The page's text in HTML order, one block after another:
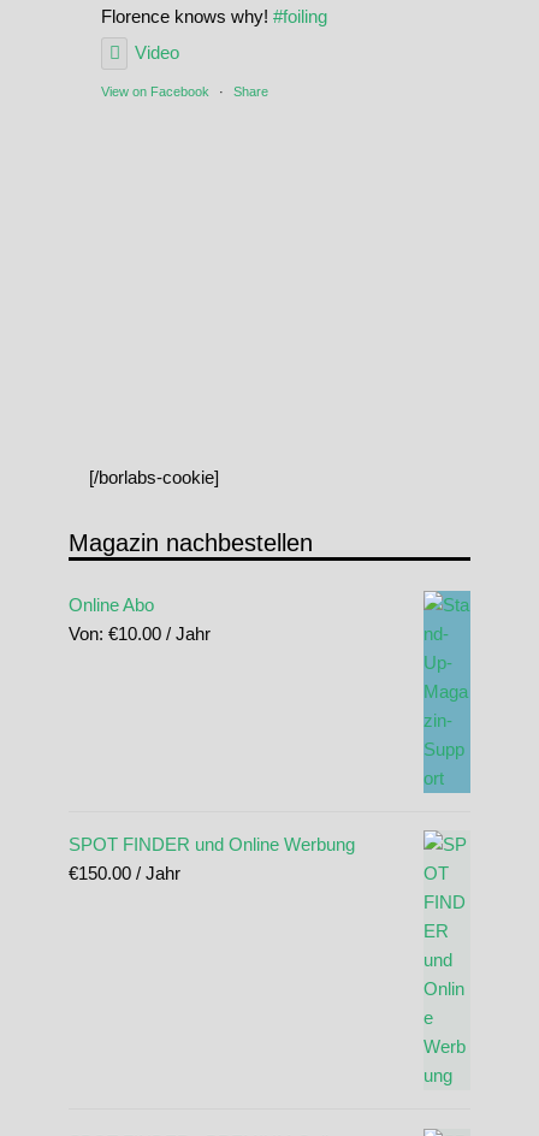
Florence knows why! #foiling
Video
View on Facebook · Share
[/borlabs-cookie]
Magazin nachbestellen
Online Abo
Von: €10.00 / Jahr
SPOT FINDER und Online Werbung
€150.00 / Jahr